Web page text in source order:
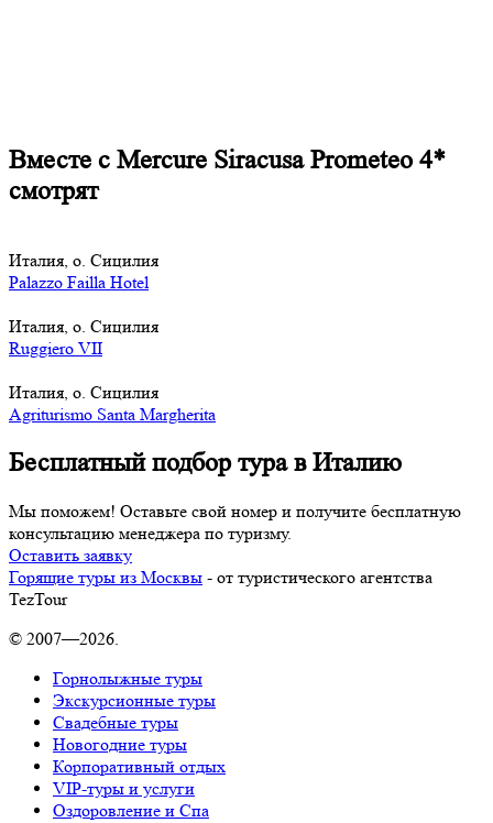
Вместе с Mercure Siracusa Prometeo 4*
смотрят
Италия, о. Сицилия
Palazzo Failla Hotel
Италия, о. Сицилия
Ruggiero VII
Италия, о. Сицилия
Agriturismo Santa Margherita
Бесплатный подбор тура в Италию
Мы поможем! Оставьте свой номер и получите бесплатную
консультацию менеджера по туризму.
Оставить заявку
Горящие туры из Москвы - от туристического агентства
TezTour
© 2007—2026.
Горнолыжные туры
Экскурсионные туры
Свадебные туры
Новогодние туры
Корпоративный отдых
VIP-туры и услуги
Оздоровление и Спа